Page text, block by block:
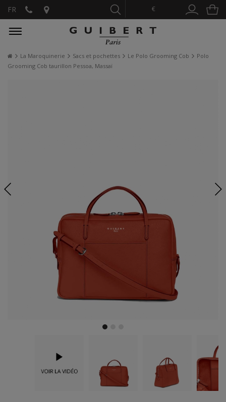
€
FR
La Maroquinerie Sacs et pochettes Le Polo Grooming Cob
Polo
Grooming Cob taurillon Pessoa, Massaï